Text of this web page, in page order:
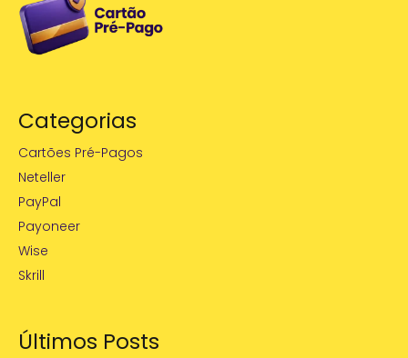
Categorias
Cartões Pré-Pagos
Neteller
PayPal
Payoneer
Wise
Skrill
Últimos Posts